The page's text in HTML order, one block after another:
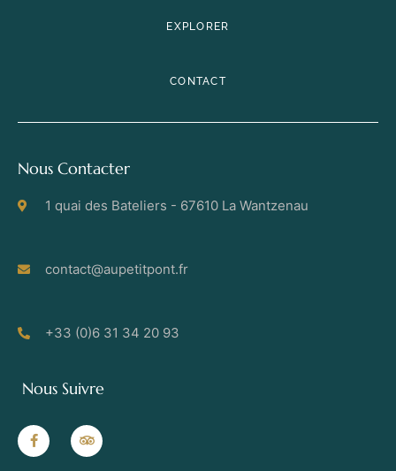
EXPLORER
CONTACT
Nous Contacter
1 quai des Bateliers - 67610 La Wantzenau
contact@aupetitpont.fr
+33 (0)6 31 34 20 93
Nous Suivre